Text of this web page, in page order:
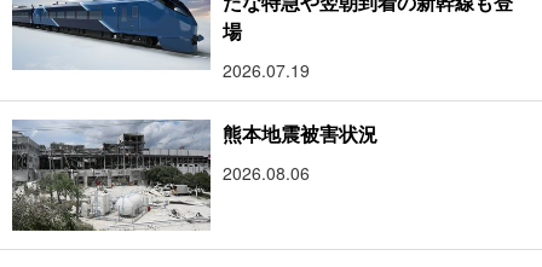
場
2026.07.19
熊本地震被害状況
2026.08.06